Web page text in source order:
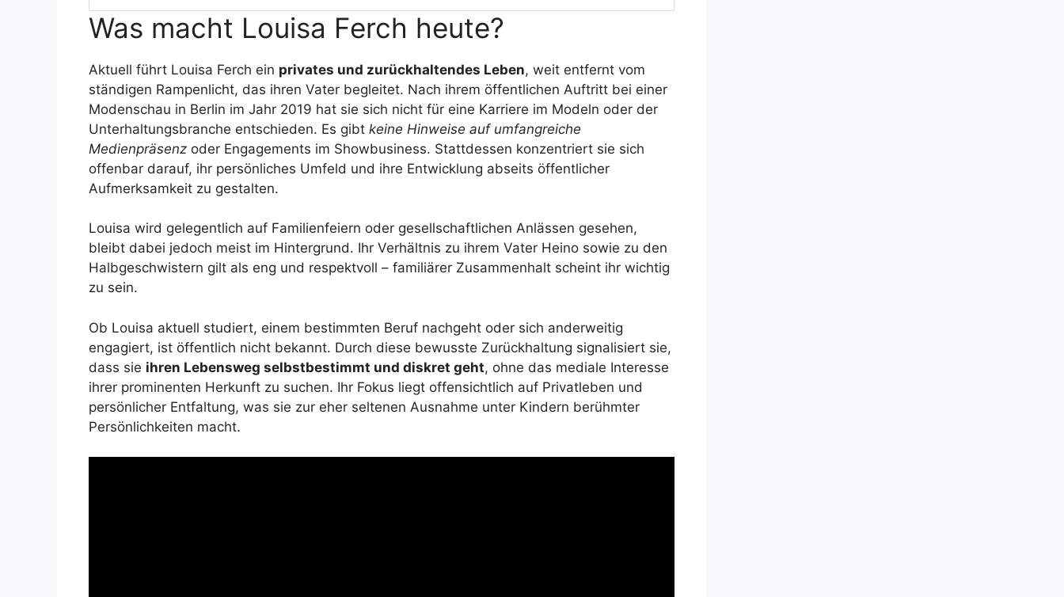
Was macht Louisa Ferch heute?
Aktuell führt Louisa Ferch ein privates und zurückhaltendes Leben, weit entfernt vom
ständigen Rampenlicht, das ihren Vater begleitet. Nach ihrem öffentlichen Auftritt bei einer
Modenschau in Berlin im Jahr 2019 hat sie sich nicht für eine Karriere im Modeln oder der
Unterhaltungsbranche entschieden. Es gibt keine Hinweise auf umfangreiche
Medienpräsenz oder Engagements im Showbusiness. Stattdessen konzentriert sie sich
offenbar darauf, ihr persönliches Umfeld und ihre Entwicklung abseits öffentlicher
Aufmerksamkeit zu gestalten.
Louisa wird gelegentlich auf Familienfeiern oder gesellschaftlichen Anlässen gesehen,
bleibt dabei jedoch meist im Hintergrund. Ihr Verhältnis zu ihrem Vater Heino sowie zu den
Halbgeschwistern gilt als eng und respektvoll – familiärer Zusammenhalt scheint ihr wichtig
zu sein.
Ob Louisa aktuell studiert, einem bestimmten Beruf nachgeht oder sich anderweitig
engagiert, ist öffentlich nicht bekannt. Durch diese bewusste Zurückhaltung signalisiert sie,
dass sie ihren Lebensweg selbstbestimmt und diskret geht, ohne das mediale Interesse
ihrer prominenten Herkunft zu suchen. Ihr Fokus liegt offensichtlich auf Privatleben und
persönlicher Entfaltung, was sie zur eher seltenen Ausnahme unter Kindern berühmter
Persönlichkeiten macht.